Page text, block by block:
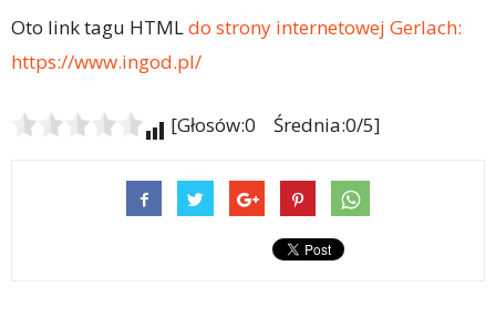
Oto link tagu HTMLdo strony internetowej Gerlach:
https://www.ingod.pl/
[Głosów:0 Średnia:0/5]